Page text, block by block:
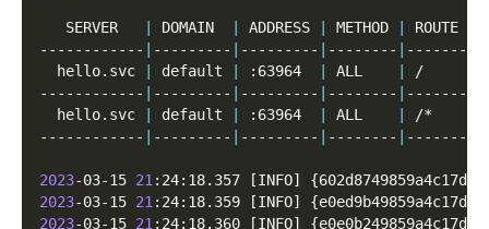
   SERVER
DOMAIN ADDRESS METHOD ROUTE
------------
--------- --------- -------- -------
  hello.svc
default :63964 ALL /
------------
--------- --------- -------- -------
  hello.svc
default :63964 ALL /*
------------
--------- --------- -------- -------
2023-03-15 21 :24:18.357 [INFO] {
2023-03-15 21 :24:18.359 [INFO] {
2023-03-15 21 :24:18.360 [INFO] {